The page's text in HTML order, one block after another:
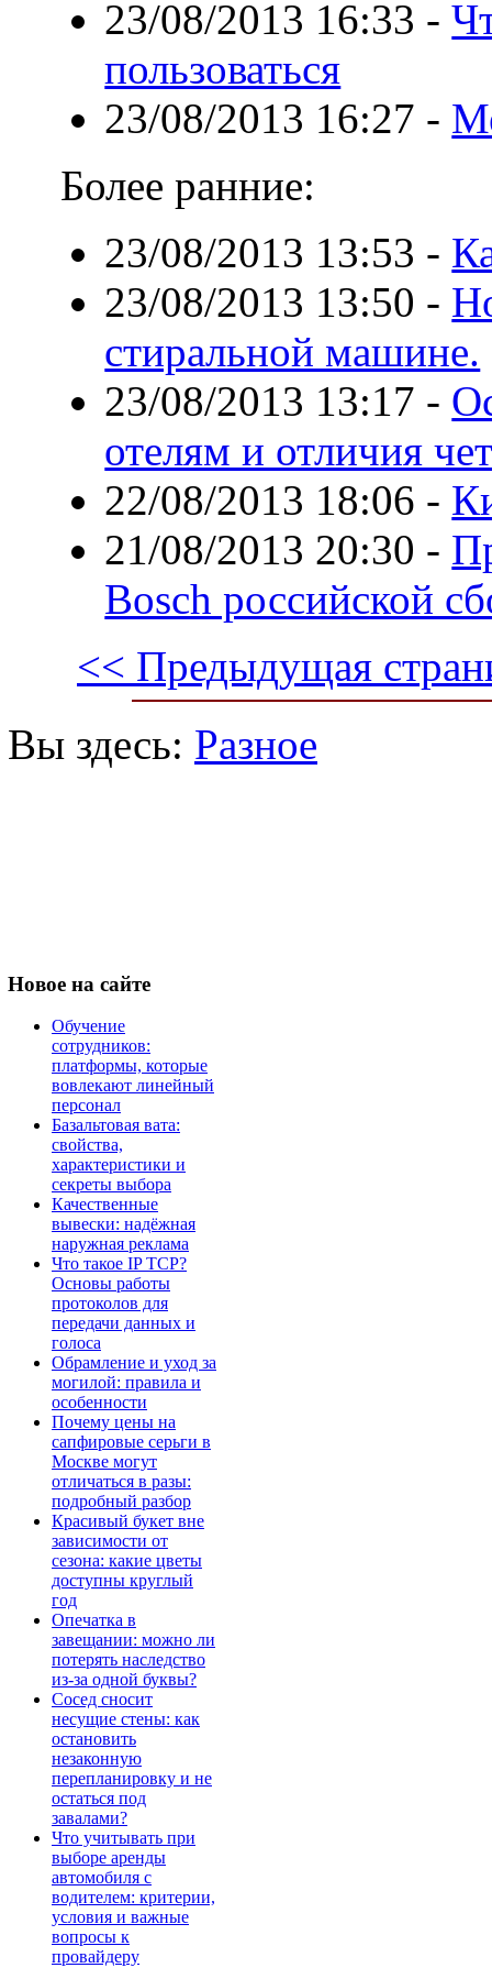
23/08/2013 16:33 -
пользоваться
23/08/2013 16:27 -
Более ранние:
23/08/2013 13:53 -
23/08/2013 13:50 -
стиральной машине.
23/08/2013 13:17 -
отелям и отличия
22/08/2013 18:06 -
21/08/2013 20:30 -
Bosch российской
<< Предыдущая
Вы здесь: Разное
Новое на сайте
Обучение
сотрудников:
платформы, которые
вовлекают линейный
персонал
Базальтовая вата:
свойства,
характеристики и
секреты выбора
Качественные
вывески: надёжная
наружная реклама
Что такое IP TCP?
Основы работы
протоколов для
передачи данных и
голоса
Обрамление и уход за
могилой: правила и
особенности
Почему цены на
сапфировые серьги в
Москве могут
отличаться в разы:
подробный разбор
Красивый букет вне
зависимости от
сезона: какие цветы
доступны круглый
год
Опечатка в
завещании: можно ли
потерять наследство
из-за одной буквы?
Сосед сносит
несущие стены: как
остановить
незаконную
перепланировку и не
остаться под
завалами?
Что учитывать при
выборе аренды
автомобиля с
водителем: критерии,
условия и важные
вопросы к
провайдеру